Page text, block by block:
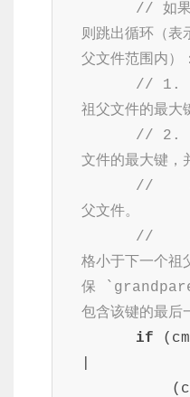
// 如果
则跳出循环（表
父文件范围内）：
// 1. 当
祖父文件的最大
// 2. 当
文件的最大键，
//    a)
父文件。
//    b)
格小于下一个祖
保
包含该键的最后
if